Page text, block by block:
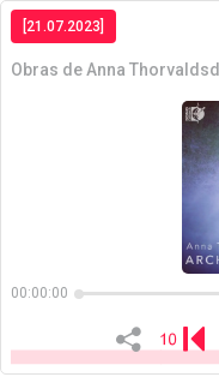
[21.07.2023]
Obras de Anna
00:00:00